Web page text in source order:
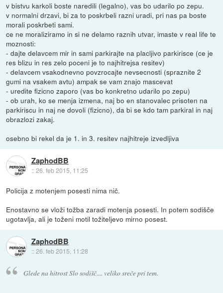
v bistvu karkoli boste naredili (legalno), vas bo udarilo po zepu.
v normalni drzavi, bi za to poskrbeli razni uradi, pri nas pa boste
morali poskrbeti sami.
ce ne moraliziramo in si ne delamo raznih utvar, imaste v real life te
moznosti:
- dajte delavcem mir in sami parkirajte na placljivo parkirisce (ce je
res blizu in res zelo poceni je to najhitrejsa resitev)
- delavcem vsakodnevno povzrocajte nevsecnosti (spraznite 2
gumi na vsakem avtu) ampak se vam znajo mascevat
- uredite fizicno zaporo (vas bo konkretno udarilo po zepu)
- ob urah, ko se menja izmena, naj bo en stanovalec prisoten na
parkiriscu in naj ne dovoli (fizicno), da bi se kdo tam parkiral in naj
obrazlozi zakaj.
osebno bi rekel da je 1. in 3. resitev najhitreje izvedljiva
ZaphodBB
::26. feb 2015, 11:25
Policija z motenjem posesti nima nič.
Enostavno se vloži tožba zaradi motenja posesti. In potem sodišče
ugotavlja, ali je toženi motil tožiteljevo mirno posest.
ZaphodBB
::26. feb 2015, 11:28
Glede na hitrost Slo sodišč.... veliko sreče pri tem.